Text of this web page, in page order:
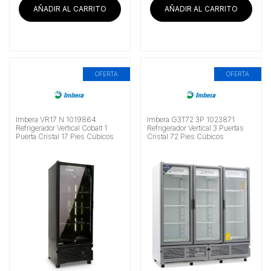
era:
$36,231.03.
$33,966.38.
AÑADIR AL CARRITO
era:
$20,995.69.
AÑADIR AL CARRITO
OFERTA
Imbera VR17 N 1019864
Refrigerador Vertical Cobalt 1
Puerta Cristal 17 Pies Cúbicos
OFERTA
Imbera G3T72 3P 1023871
Refrigerador Vertical 3 Puertas
Cristal 72 Pies Cúbicos